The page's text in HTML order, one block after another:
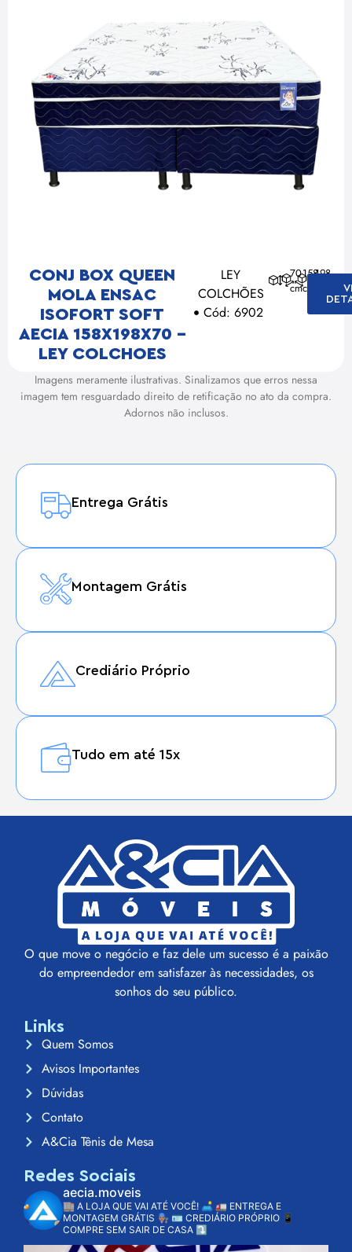
CONJ BOX QUEEN
MOLA ENSAC
ISOFORT SOFT
AECIA 158X198X70 –
LEY COLCHOES
LEY
COLCHÕES
Cód: 6902
70
cm
158
cm
198
Imagens meramente ilustrativas. Sinalizamos que erros nessa
imagem tem resguardado direito de retificação no ato da compra.
Adornos não inclusos.
Entrega Grátis
Montagem Grátis
Crediário Próprio
Tudo em até 15x
O que move o negócio e faz dele um sucesso é a paixão
do empreendedor em satisfazer às necessidades, os
sonhos do seu público.
Links
Quem Somos
Avisos Importantes
Dúvidas
Contato
A&Cia Tênis de Mesa
Redes Sociais
aecia.moveis
🏬 A LOJA QUE VAI ATÉ VOCÊ! 🛋️ 🚛 ENTREGA E
MONTAGEM GRÁTIS 👨🏽‍🔧 🪪 CREDIÁRIO PRÓPRIO 📱
COMPRE SEM SAIR DE CASA ⤵️